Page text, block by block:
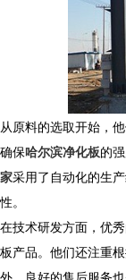
从原料的选取开始，
确保哈尔滨净化板的
家采用了自动化的生
性。
在技术研发方面，优
板产品。他们还注重